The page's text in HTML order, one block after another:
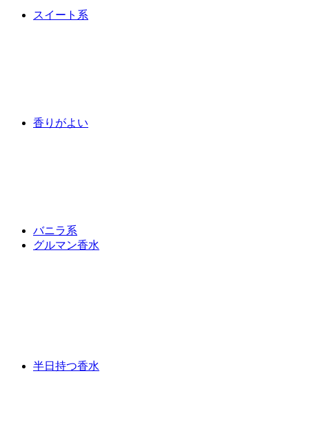
スイート系
香りがよい
バニラ系
グルマン香水
半日持つ香水